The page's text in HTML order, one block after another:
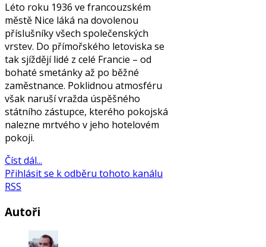
Léto roku 1936 ve francouzském
městě Nice láká na dovolenou
příslušníky všech společenských
vrstev. Do přímořského letoviska se
tak sjíždějí lidé z celé Francie – od
bohaté smetánky až po běžné
zaměstnance. Poklidnou atmosféru
však naruší vražda úspěšného
státního zástupce, kterého pokojská
nalezne mrtvého v jeho hotelovém
pokoji.
Číst dál...
Přihlásit se k odběru tohoto kanálu
RSS
Autoři